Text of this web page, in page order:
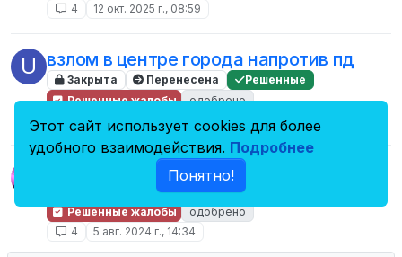
4
12 окт. 2025 г., 08:59
U взлом в центре города напротив пд
Закрыта Перенесена
Решенные
Решенные жалобы
одобрено
Шок! woman застрелена в голову!!!
Перенесена
Решенные
Решенные жалобы
одобрено
4
5 авг. 2024 г., 14:34
Этот сайт использует cookies для более
удобного взаимодействия. Подробнее
Понятно!